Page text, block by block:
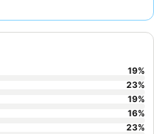
Erlebnis empfiehlt es sich, ein
19%
23%
19%
16%
23%